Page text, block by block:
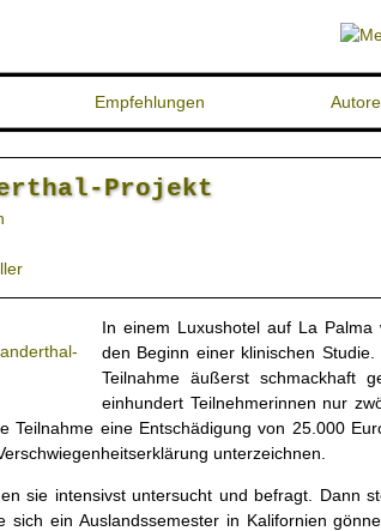
Empfehlungen
Projekt
In einem Luxushotel auf La
den Beginn einer klinischen
Teilnahme äußerst schmackhaft
einhundert Teilnehmerinnen nur
Teilnahme eine Entschädigung von 25.000
unterzeichnen.
sie intensivst untersucht und befragt. Dann
sich ein Auslandssemester in Kalifornien